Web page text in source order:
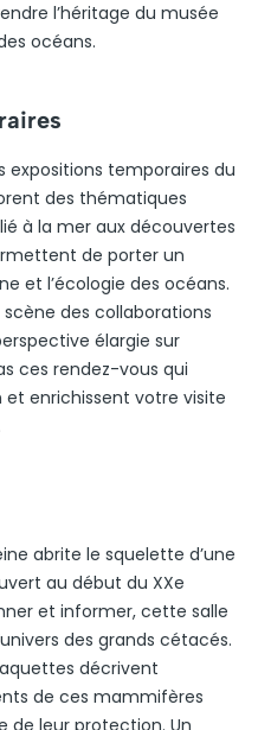
l’héritage du musée
océans.
expositions temporaires du
des thématiques
à la mer aux découvertes
de porter un
et l’écologie des océans.
des collaborations
élargie sur
ces rendez-vous qui
enrichissent votre visite
abrite le squelette d’une
au début du XXe
et informer, cette salle
des grands cétacés.
décrivent
de ces mammifères
de leur protection. Un